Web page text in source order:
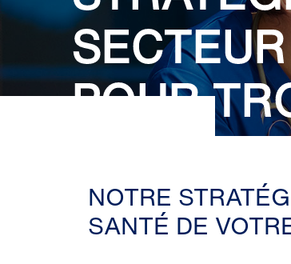
POUR
DANS
NOTRE
SANTÉ DE